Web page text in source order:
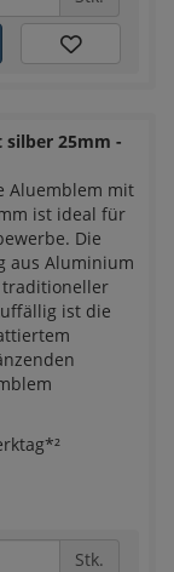
silber 25mm -
Aluemblem mit
ist ideal für
Die
aus Aluminium
traditioneller
ist die
Stk.